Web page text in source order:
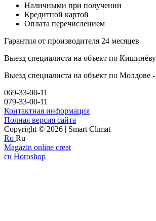
Наличными при получении
Кредитной картой
Оплата перечислением
Гарантия от производителя 24 месяцев
Выезд специалиста на объект по
Выезд специалиста на объект по Молдове
069-33-00-11
079-33-00-11
Контактная информация
Полная версия сайта
Copyright © 2026 | Smart Climat
Ro Ru
Magazin online creat
cu Horoshop